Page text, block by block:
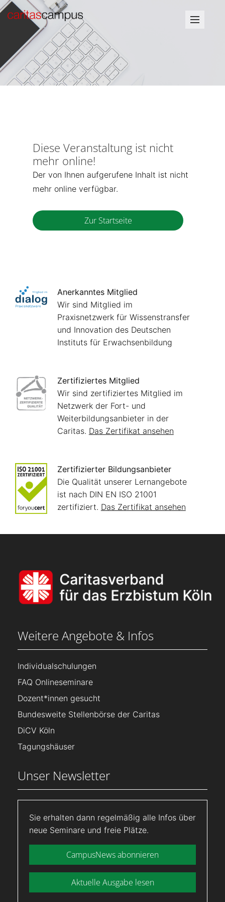
Diese Veranstaltung ist nicht
mehr online!
Der von Ihnen aufgerufene Inhalt ist nicht
mehr online verfügbar.
Zur Startseite
Anerkanntes Mitglied
Wir sind Mitglied im
Praxisnetzwerk für Wissenstransfer
und Innovation des Deutschen
Instituts für Erwachsenbildung
Zertifiziertes Mitglied
Wir sind zertifiziertes Mitglied im
Netzwerk der Fort- und
Weiterbildungsanbieter in der
Caritas. Das Zertifikat ansehen
Zertifizierter Bildungsanbieter
Die Qualität unserer Lernangebote
ist nach DIN EN ISO 21001
zertifiziert. Das Zertifikat ansehen
Weitere Angebote & Infos
Individualschulungen
FAQ Onlineseminare
Dozent*innen gesucht
Bundesweite Stellenbörse der Caritas
DiCV Köln
Tagungshäuser
Unser Newsletter
Sie erhalten dann regelmäßig alle Infos über
neue Seminare und freie Plätze.
CampusNews abonnieren
Aktuelle Ausgabe lesen